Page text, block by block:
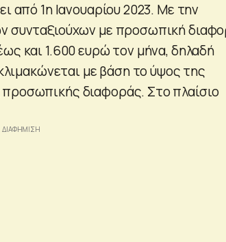
από 1η Ιανουαρίου 2023. Με την
συνταξιούχων με προσωπική
και 1.600 ευρώ τον μήνα, δηλαδή
με βάση το ύψος της
διαφοράς. Στο πλαίσιο